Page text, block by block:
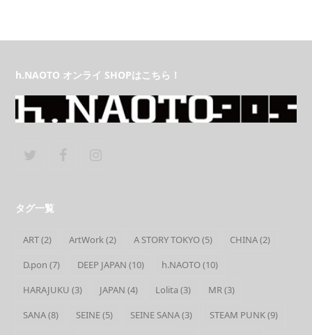
h.NAOTO オンライ SHOPはこちら！
タグ一覧
ART(2) ArtWork(2) A STORY TOKYO(5) CHINA(2)
D.pon (7) DEEP JAPAN (10) h.NAOTO(10)
HARAJUKU (3) JAPAN (4) Lolita (3) MR(3)
SANA(8) SEINE(5) SEINE SANA(3) STEAM PUNK(9)